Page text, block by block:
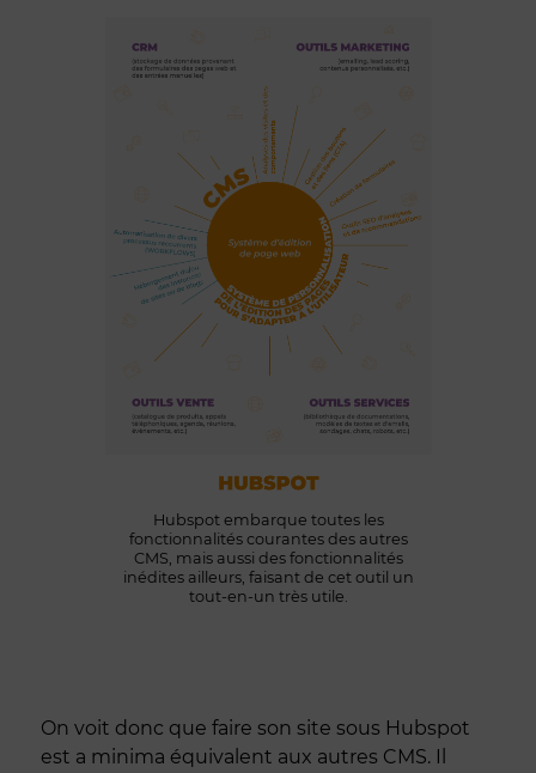
Hubspot embarque toutes les
fonctionnalités courantes des autres
CMS, mais aussi des fonctionnalités
inédites ailleurs, faisant de cet outil un
tout-en-un très utile.
On voit donc que faire son site sous Hubspot
est a minima équivalent aux autres CMS. Il